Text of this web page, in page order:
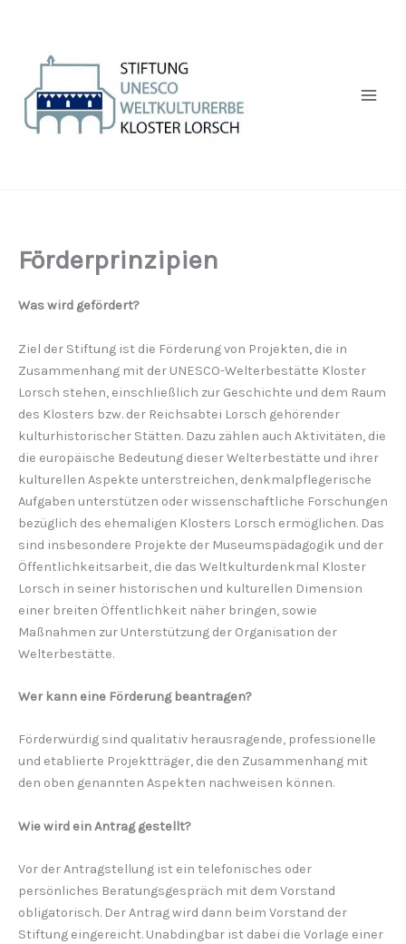
springen
Förderprinzipien
Was wird gefördert?
Ziel der Stiftung ist die Förderung von Projekten, die in
Zusammenhang mit der UNESCO-Welterbestätte Kloster
Lorsch stehen, einschließlich zur Geschichte und dem Raum
des Klosters bzw. der Reichsabtei Lorsch gehörender
kulturhistorischer Stätten. Dazu zählen auch Aktivitäten, die
die europäische Bedeutung dieser Welterbestätte und ihrer
kulturellen Aspekte unterstreichen, denkmalpflegerische
Aufgaben unterstützen oder wissenschaftliche Forschungen
bezüglich des ehemaligen Klosters Lorsch ermöglichen. Das
sind insbesondere Projekte der Museumspädagogik und der
Öffentlichkeitsarbeit, die das Weltkulturdenkmal Kloster
Lorsch in seiner historischen und kulturellen Dimension
einer breiten Öffentlichkeit näher bringen, sowie
Maßnahmen zur Unterstützung der Organisation der
Welterbestätte.
Wer kann eine Förderung beantragen?
Förderwürdig sind qualitativ herausragende, professionelle
und etablierte Projektträger, die den Zusammenhang mit
den oben genannten Aspekten nachweisen können.
Wie wird ein Antrag gestellt?
Vor der Antragstellung ist ein telefonisches oder
persönliches Beratungsgespräch mit dem Vorstand
obligatorisch. Der Antrag wird dann beim Vorstand der
Stiftung eingereicht. Unabdingbar ist dabei die Vorlage einer